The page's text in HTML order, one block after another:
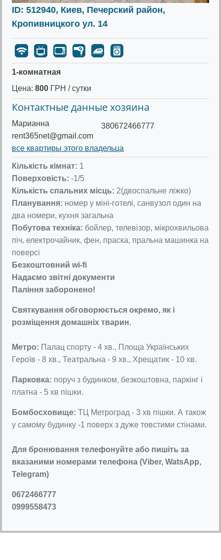
ID: 512940, Киев, Печерский район,
Кропивницкого ул. 14
1-комнатная
Цена: 800 ГРН / сутки
Контактные данные хозяина
Марианна
rent365net@gmail.com
380672466777
все квартиры этого владельца
Кількість кімнат: 1
Поверховість: -1/5
Кількість спальних місць: 2(двоспальне ліжко)
Планування: номер у міні-готелі, санвузол один на
два номери, кухня загальна
Побутова техніка: бойлер, телевізор, мікрохвильова
піч, електрочайник, фен, праска, пральна машинка на
поверсі
Безкоштовний wi-fi
Надаємо звітні документи
Паління заборонено!
Святкування обговорюється окремо, як і
розміщення домашніх тварин.
Метро: Палац спорту - 4 хв., Площа Українських
Героїв - 8 хв., Театральна - 9 хв., Хрещатик - 10 хв.
Парковка: поруч з будинком, безкоштовна, паркінг і
платна - 5 хв пішки.
Бомбосховище: ТЦ Метроград - 3 хв пішки. А також
у самому будинку -1 поверх з дуже товстими стінами.
Для бронювання телефонуйте або пишіть за
вказаними номерами телефона (Viber, WatsApp,
Telegram)
0672466777
0999558473